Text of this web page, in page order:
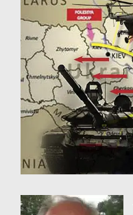
Προβολή
μεγαλύτερης
εικόνας